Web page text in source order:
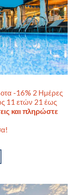
-16% 2 Ημέρες
11 ετών 21 έως
και πληρώστε